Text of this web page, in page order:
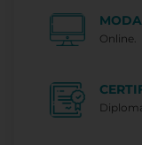
Online.